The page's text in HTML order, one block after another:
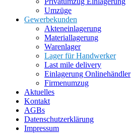
Umzüge
Gewerbekunden
Akteneinlagerung
Materiallagerung
Warenlager
Lager für Handwerker
Last mile delivery
Einlagerung Onlinehändler
Firmenumzug
Aktuelles
Kontakt
AGBs
Datenschutzerklärung
Impressum